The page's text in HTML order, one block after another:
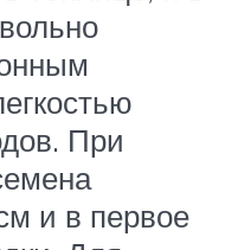
При
и в первое